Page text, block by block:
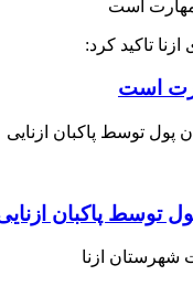
تاکید کرد:
است
توسط پاکبان